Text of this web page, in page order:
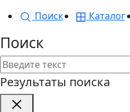
Поиск
Каталог
Поиск
Результаты поиска